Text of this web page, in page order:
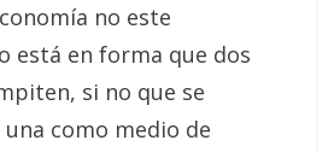
no este
está en forma que dos
si no que se
como medio de